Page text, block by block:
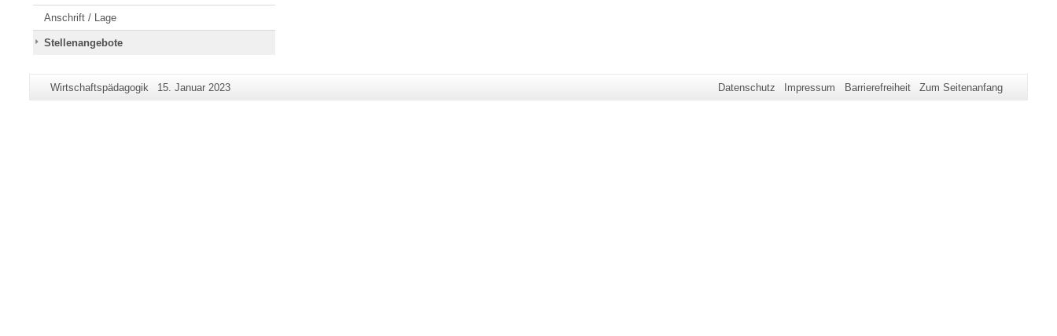
Anschrift / Lage
Stellenangebote
Zusätzliche
Seiten-
Wirtschaftspädagogik
Letzte
15. Januar 2023 Datenschutz Impressum Barrierefreiheit Zum Seitenanfang